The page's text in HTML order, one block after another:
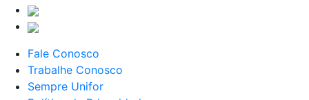
Fale Conosco
Trabalhe Conosco
Sempre Unifor